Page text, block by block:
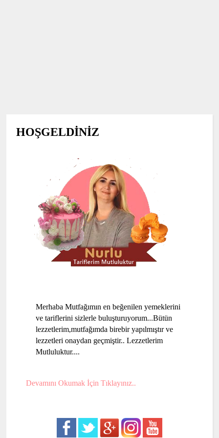
HOŞGELDİNİZ
Merhaba Mutfağımın en beğenilen yemeklerini
ve tariflerini sizlerle buluşturuyorum...Bütün
lezzetlerim,mutfağımda birebir yapılmıştır ve
lezzetleri onaydan geçmiştir.. Lezzetlerim
Mutluluktur....
Devamını Okumak İçin Tıklayınız..